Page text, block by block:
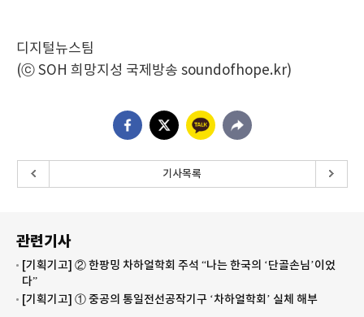
디지털뉴스팀
(ⓒ SOH 희망지성 국제방송 soundofhope.kr)
기사목록
관련기사
[기획기고] ② 한팡밍 차하얼학회 주석 “나는 한국의 ‘단골손님’이었
다”
[기획기고] ① 중공의 통일전선공작기구 ‘차하얼학회’ 실체 해부